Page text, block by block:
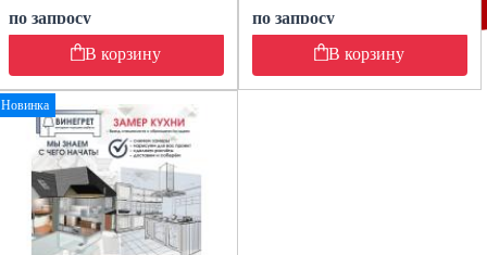
по запросу
В корзину
по запросу
В корзину
Новинка